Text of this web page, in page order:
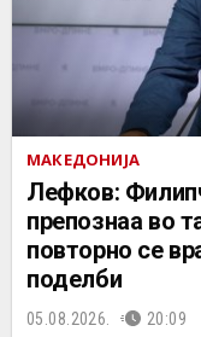
МАКЕДОНИЈА
Лефков:
препознаа во
повторно се
поделби
05.08.2026. 20:09